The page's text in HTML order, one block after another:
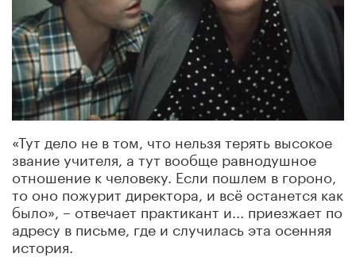
«Тут дело не в том, что нельзя терять высокое
звание учителя, а тут вообще равнодушное
отношение к человеку. Если пошлем в гороно,
то оно пожурит директора, и всё останется как
было», – отвечает практикант и... приезжает по
адресу в письме, где и случилась эта осенняя
история.